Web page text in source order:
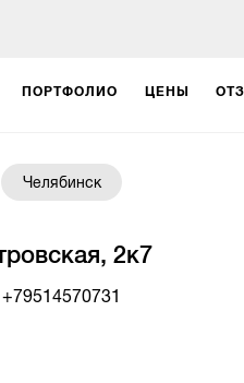
ПОРТФОЛИО ЦЕНЫ
Челябинск
2к7
+79514570731